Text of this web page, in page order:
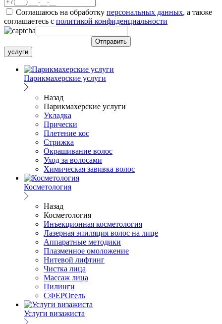
Соглашаюсь на обработку персональных данных, а также
соглашаетесь c политикой конфиденциальности
услуги
Парикмахерские услуги
Назад
Парикмахерские услуги
Укладка
Прически
Плетение кос
Стрижка
Окрашивание волос
Уход за волосами
Химическая завивка волос
Косметология
Назад
Косметология
Инъекционная косметология
Лазерная эпиляция волос на лице
Аппаратные методики
Плазменное омоложение
Нитевой лифтинг
Чистка лица
Массаж лица
Пилинги
СФЕРОгель
Услуги визажиста